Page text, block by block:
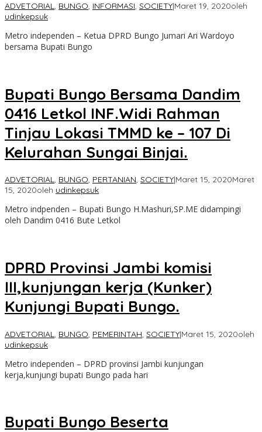
ADVETORIAL, BUNGO, INFORMASI, SOCIETY|Maret 19, 2020oleh
udinkepsuk
Metro independen – Ketua DPRD Bungo Jumari Ari Wardoyo
bersama Bupati Bungo
Bupati Bungo Bersama Dandim
0416 Letkol INF.Widi Rahman
Tinjau Lokasi TMMD ke – 107 Di
Kelurahan Sungai Binjai.
ADVETORIAL, BUNGO, PERTANIAN, SOCIETY|Maret 15, 2020Maret
15, 2020oleh udinkepsuk
Metro indpenden – Bupati Bungo H.Mashuri,SP.ME didampingi
oleh Dandim 0416 Bute Letkol
DPRD Provinsi Jambi komisi
III,kunjungan kerja (Kunker)
Kunjungi Bupati Bungo.
ADVETORIAL, BUNGO, PEMERINTAH, SOCIETY|Maret 15, 2020oleh
udinkepsuk
Metro independen – DPRD provinsi Jambi kunjungan
kerja,kunjungi bupati Bungo pada hari
Bupati Bungo Beserta